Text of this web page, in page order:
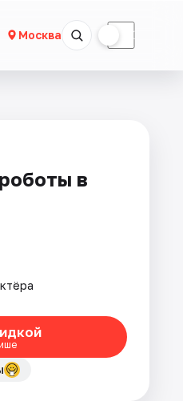
Москва ☾
в